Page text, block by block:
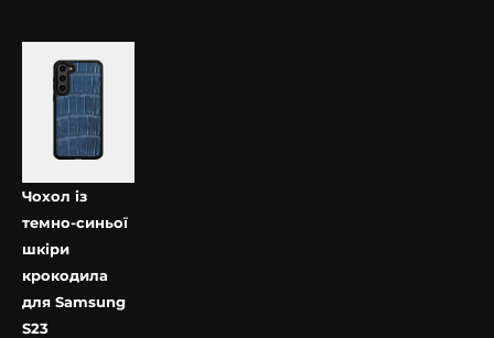
Чохол із
темно-синьої
шкіри
крокодила
для Samsung
S23